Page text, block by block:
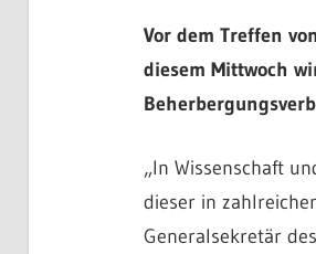
Vor dem Treffen
diesem Mittwoch
„In Wissenschaft
dieser in
Generalsekretär